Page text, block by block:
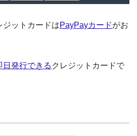
ジットカードはPayPayカードがお
日発行できる クレジットカードで